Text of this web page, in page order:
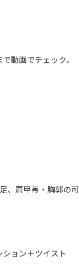
動画でチェック。
、肩甲帯・胸郭の可
ョン＋ツイスト